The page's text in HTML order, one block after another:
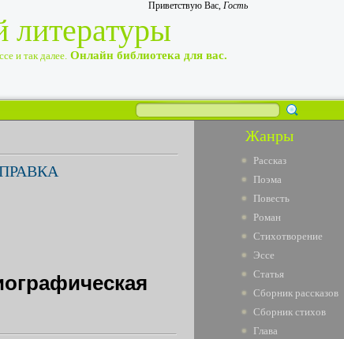
Приветствую Вас, Гость
литературы
и так далее. Онлайн библиотека для вас.
Жанры
Рассказ
Поэма
Повесть
Роман
Стихотворение
Эссе
Статья
Сборник рассказов
Сборник стихов
Глава